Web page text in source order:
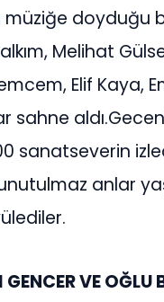
müziğe doyduğu
Melihat
Elif Kaya,
sahne
sanatseverin
anlar
VE OĞLU